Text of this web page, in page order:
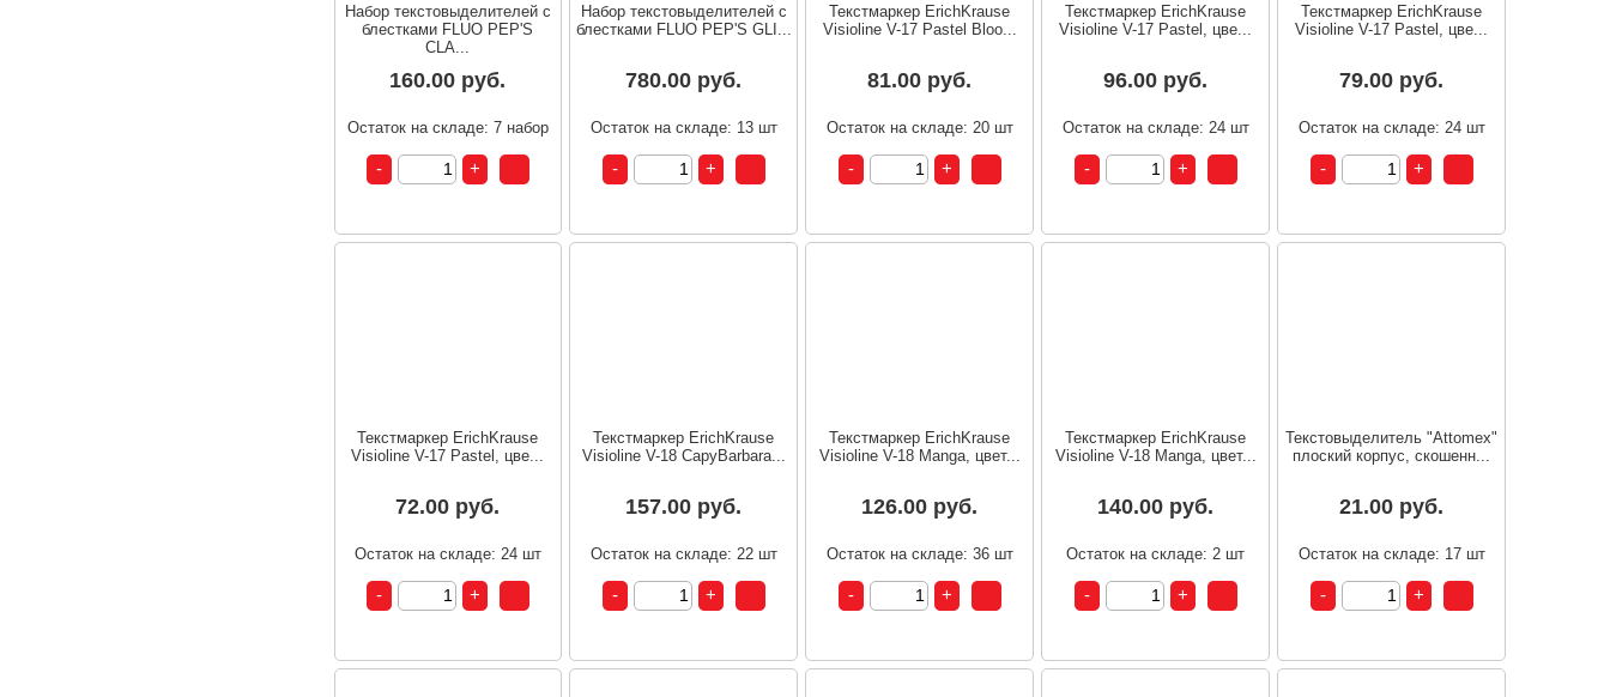
Набор текстовыделителей с
блестками FLUO PEP'S
CLA...
160.00 руб.
Остаток на складе: 7 набор
Набор текстовыделителей с
блестками FLUO PEP'S GLI...
780.00 руб.
Остаток на складе: 13 шт
Текстмаркер ErichKrause
Visioline V-17 Pastel Bloo...
81.00 руб.
Остаток на складе: 20 шт
Текстмаркер ErichKrause
Visioline V-17 Pastel, цве...
96.00 руб.
Остаток на складе: 24 шт
Текстмаркер ErichKrause
Visioline V-17 Pastel, цве...
79.00 руб.
Остаток на складе: 24 шт
Текстмаркер ErichKrause
Visioline V-17 Pastel, цве...
72.00 руб.
Остаток на складе: 24 шт
Текстмаркер ErichKrause
Visioline V-18 CapyBarbara...
157.00 руб.
Остаток на складе: 22 шт
Текстмаркер ErichKrause
Visioline V-18 Manga, цвет...
126.00 руб.
Остаток на складе: 36 шт
Текстмаркер ErichKrause
Visioline V-18 Manga, цвет...
140.00 руб.
Остаток на складе: 2 шт
Текстовыделитель "Attomex"
плоский корпус, скошенн...
21.00 руб.
Остаток на складе: 17 шт